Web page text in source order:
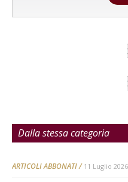
Dalla stessa categoria
ARTICOLI ABBONATI 11 Luglio 2026